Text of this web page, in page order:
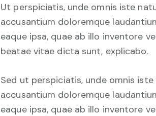
Ut perspiciatis, unde omnis iste
accusantium doloremque
eaque ipsa, quae ab illo inventore
beatae vitae dicta sunt, explicabo.
Sed ut perspiciatis, unde omnis
accusantium doloremque
eaque ipsa, quae ab illo inventore